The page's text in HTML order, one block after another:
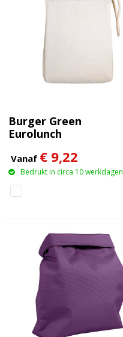
Burger Green
Eurolunch
katoenen lunchtas
Vanaf € 9,22
Bedrukt in circa 10 werkdagen